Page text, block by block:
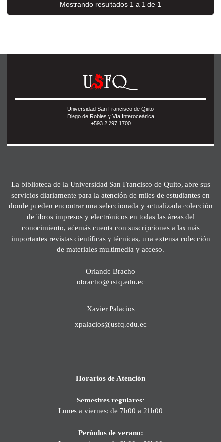
Mostrando resultados 1 a 1 de 1
Universidad San Francisco de Quito
Diego de Robles y Vía Interoceánica
+593 2 297 1700
La biblioteca de la Universidad San Francisco de Quito, abre sus
servicios diariamente para la atención de miles de estudiantes en
donde pueden encontrar una seleccionada y actualizada colección
de libros impresos y electrónicos en todas las áreas del
conocimiento, además cuenta con suscripciones a las más
importantes revistas científicas y técnicas, una extensa colección
de materiales multimedia y acceso.
Orlando Bracho
obracho@usfq.edu.ec
Xavier Palacios
xpalacios@usfq.edu.ec
Horarios de Atención
Semestres regulares:
Lunes a viernes: de 7h00 a 21h00
Períodos de verano: